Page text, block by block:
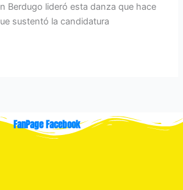
Berdugo lideró esta danza que hace
sustentó la candidatura
FanPage Facebook